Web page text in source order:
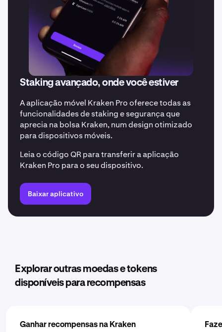
Staking avançado, onde você estiver
A aplicação móvel Kraken Pro oferece todas as
funcionalidades de staking e segurança que
aprecia na bolsa Kraken, num design otimizado
para dispositivos móveis.
Leia o código QR para transferir a aplicação
Kraken Pro para o seu dispositivo.
Baixar aplicativo
Explorar outras moedas e tokens
disponíveis para recompensas
Ganhar recompensas na Kraken